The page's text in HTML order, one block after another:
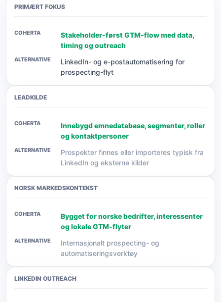
PRIMÆRT FOKUS
Stakeholder-først GTM-flow med data,
timing og outreach
LinkedIn- og e-postautomatisering for
prospecting-flyt
LEADKILDE
Innebygd emnedatabase, segmenter, roller
og kontaktpersoner
Prospekter finnes eller importeres typisk fra
LinkedIn og eksterne kilder
NORSK MARKEDSKONTEKST
Bygget for norske bedrifter, interessenter
og lokale GTM-flyter
Internasjonalt prospecting- og
automatiseringsverktøy
LINKEDIN OUTREACH